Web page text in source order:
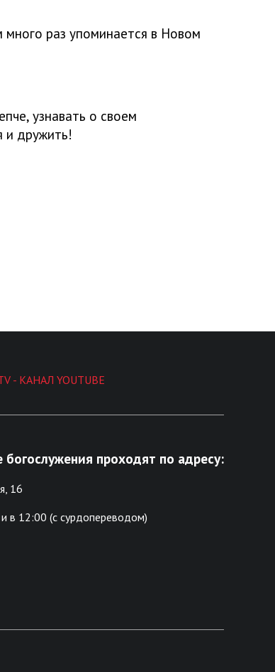
раз упоминается в Новом
узнавать о своем
и дружить!
- КАНАЛ YOUTUBE
проходят по адресу:
16
в 12:00 (c сурдопереводом)